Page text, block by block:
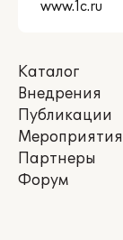
Каталог
Внедрения
Публикации
Мероприятия
Партнеры
Форум